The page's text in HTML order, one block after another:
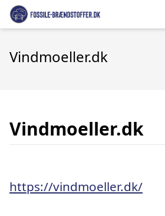
Vindmoeller.dk
Vindmoeller.dk
https://vindmoeller.dk/